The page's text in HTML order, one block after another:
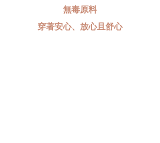
無毒原料
穿著安心、放心且舒心